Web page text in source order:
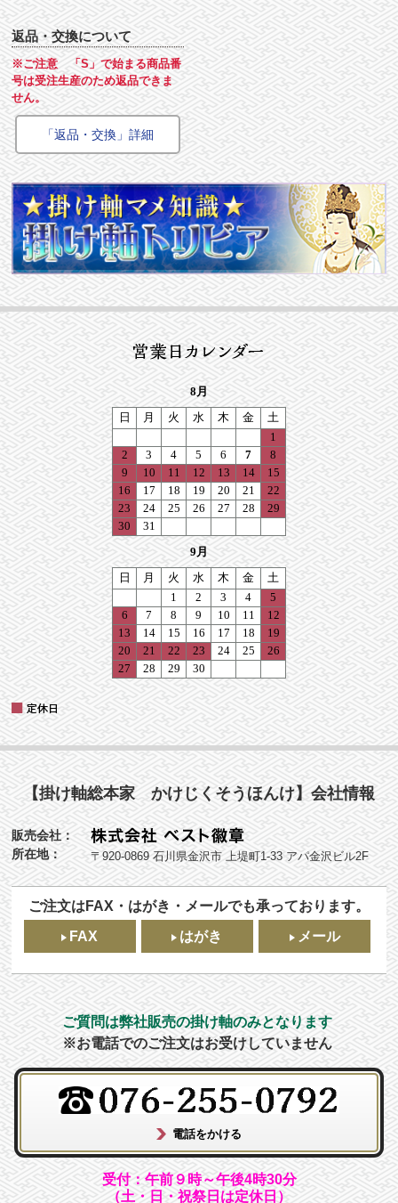
返品・交換について
※ご注意 「S」で始まる商品番
号は受注生産のため返品できま
せん。
「返品・交換」詳細
【掛け軸総本家 かけじくそうほんけ】会社情報
販売会社：
所在地：
〒920-0869 石川県金沢市 上堤町1-33 アパ金沢ビル2F
ご注文はFAX・はがき・メールでも承っております。
FAX
はがき メール
ご質問は弊社販売の掛け軸のみとなります
※お電話でのご注文はお受けしていません
受付：午前９時～午後4時30分
（土・日・祝祭日は定休日）